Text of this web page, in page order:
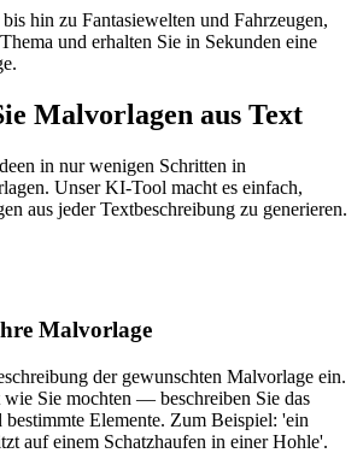
hin zu Fantasiewelten und Fahrzeugen,
und erhalten Sie in Sekunden eine
Malvorlagen aus Text
in nur wenigen Schritten in
Unser KI-Tool macht es einfach,
aus jeder Textbeschreibung zu generieren.
Malvorlage
der gewunschten Malvorlage ein.
wie Sie mochten — beschreiben Sie das
bestimmte Elemente. Zum Beispiel: 'ein
auf einem Schatzhaufen in einer Hohle'.